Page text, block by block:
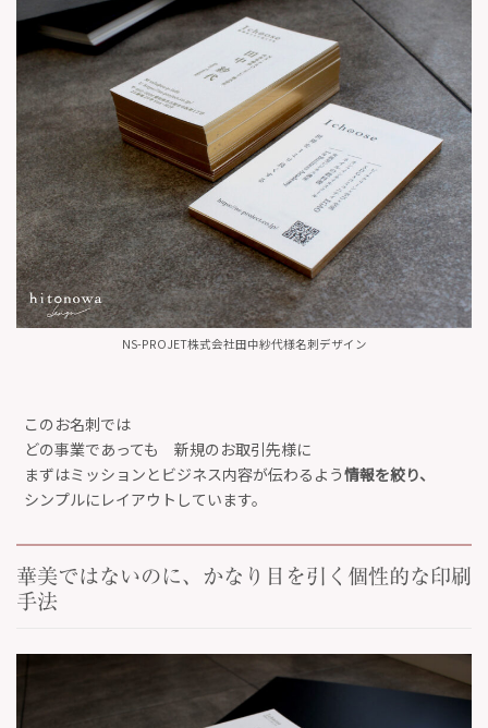
NS-PROJET株式会社田中紗代様名刺デザイン
このお名刺では
どの事業であっても 新規のお取引先様に
まずはミッションとビジネス内容が伝わるよう情報を絞り、
シンプルにレイアウトしています。
華美ではないのに、かなり目を引く個性的な印刷
手法